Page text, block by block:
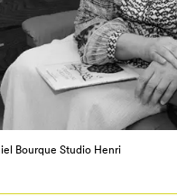
Bourque Studio Henri